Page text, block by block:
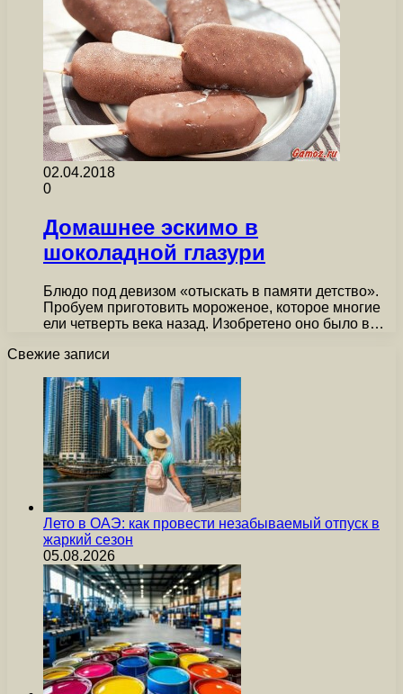
02.04.2018
0
Домашнее эскимо в
шоколадной глазури
Блюдо под девизом «отыскать в памяти детство».
Пробуем приготовить мороженое, которое многие
ели четверть века назад. Изобретено оно было в…
Свежие записи
Лето в ОАЭ: как провести незабываемый отпуск в
жаркий сезон
05.08.2026